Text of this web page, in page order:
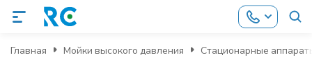
Главная Мойки высокого давления Стационарные